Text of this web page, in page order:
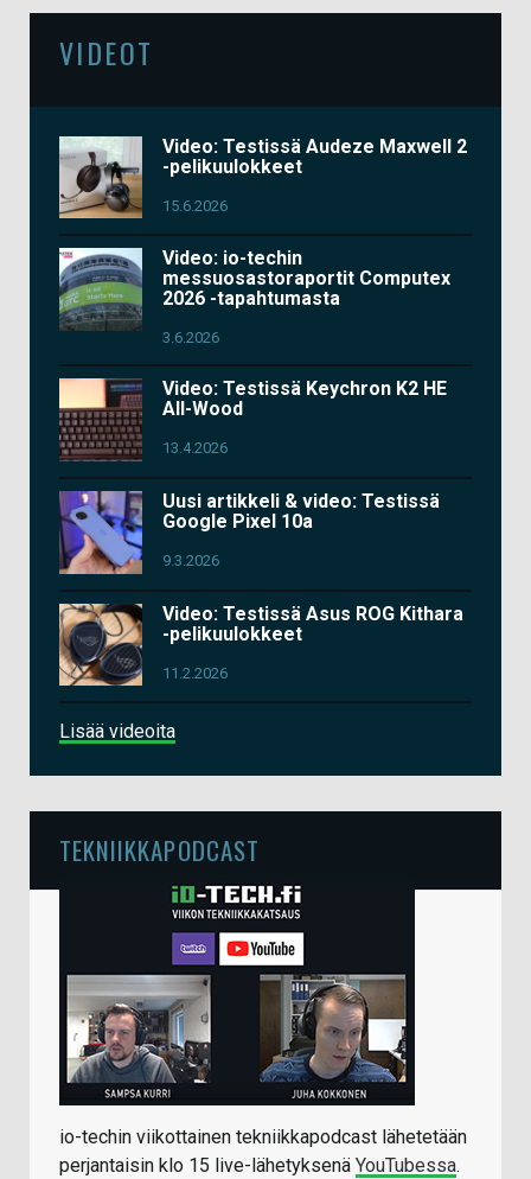
VIDEOT
Video: Testissä Audeze Maxwell 2
-pelikuulokkeet
15.6.2026
Video: io-techin
messuosastoraportit Computex
2026 -tapahtumasta
3.6.2026
Video: Testissä Keychron K2 HE
All-Wood
13.4.2026
Uusi artikkeli & video: Testissä
Google Pixel 10a
9.3.2026
Video: Testissä Asus ROG Kithara
-pelikuulokkeet
11.2.2026
Lisää videoita
TEKNIIKKAPODCAST
io-techin viikottainen tekniikkapodcast lähetetään
perjantaisin klo 15 live-lähetyksenä YouTubessa.